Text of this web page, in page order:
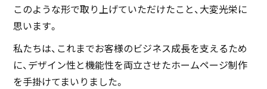
このような形で取り上げていただけたこと、大変光栄に
思います。
私たちは、これまでお客様のビジネス成長を支えるため
に、デザイン性と機能性を両立させたホームページ制作
を手掛けてまいりました。